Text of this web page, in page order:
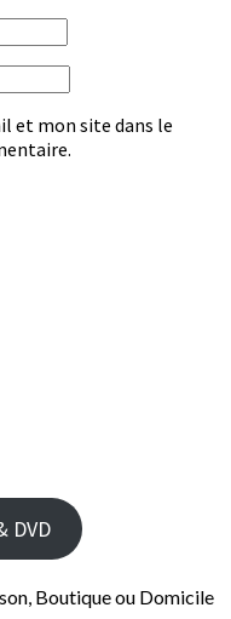
et mon site dans le
DVD
Boutique ou Domicile